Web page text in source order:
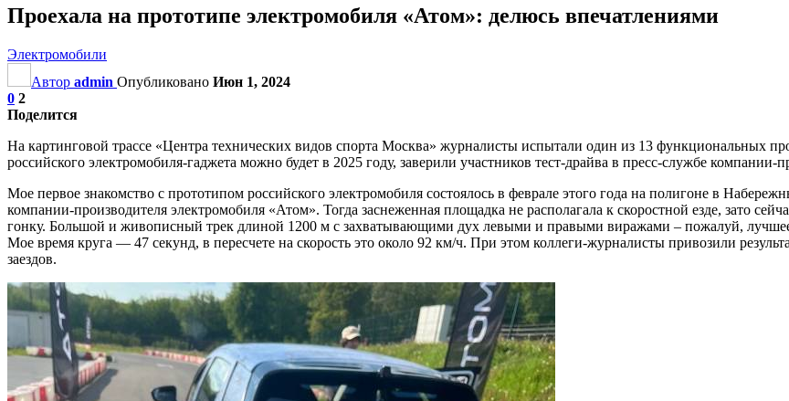
Проехала на прототипе электромобиля «Атом»: делюсь впечатлениями
Электромобили
Автор admin Опубликовано Июн 1, 2024
0 2
Поделится
На картинговой трассе «Центра технических видов спорта Москва» журналисты испытали один из 13 функциональных
российского электромобиля-гаджета можно будет в 2025 году, заверили участников тест-драйва в пресс-службе компании-
Мое первое знакомство с прототипом российского электромобиля состоялось в феврале этого года на полигоне в
компании-производителя электромобиля «Атом». Тогда заснеженная площадка не располагала к скоростной езде, зато
гонку. Большой и живописный трек длиной 1200 м с захватывающими дух левыми и правыми виражами – пожалуй,
Мое время круга — 47 секунд, в пересчете на скорость это около 92 км/ч. При этом коллеги-журналисты привозили
заездов.